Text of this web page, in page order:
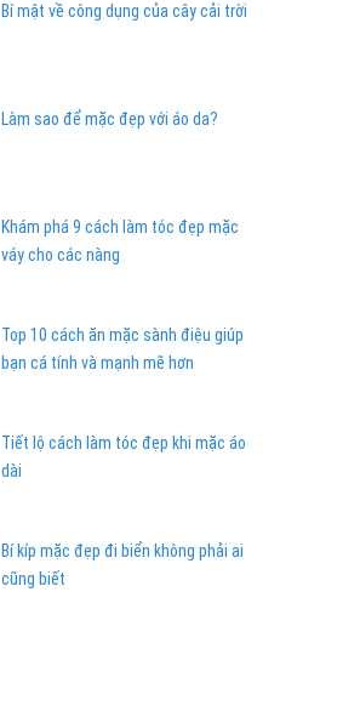
Bí mật về công dụng của cây cải trời
Làm sao để mặc đẹp với áo da?
Khám phá 9 cách làm tóc đẹp mặc
váy cho các nàng
Top 10 cách ăn mặc sành điệu giúp
bạn cá tính và mạnh mẽ hơn
Tiết lộ cách làm tóc đẹp khi mặc áo
dài
Bí kíp mặc đẹp đi biển không phải ai
cũng biết